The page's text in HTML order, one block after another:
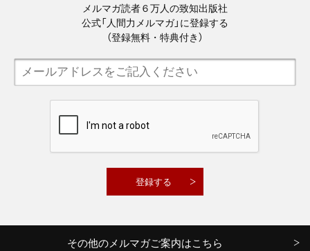
メルマガ読者６万人の致知出版社
公式「人間力メルマガ」に登録する
（登録無料・特典付き）
その他のメルマガご案内はこちら